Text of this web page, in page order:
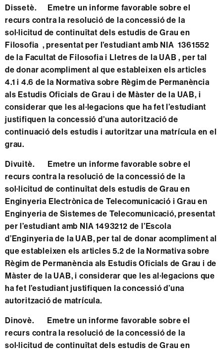
Dissetè. Emetre un informe favorable sobre el
recurs contra la resolució de la concessió de la
sol·licitud de continuïtat dels estudis de Grau en
Filosofia , presentat per l’estudiant amb NIA 1361552
de la Facultat de Filosofia i Lletres de la UAB , per tal
de donar acompliment al que estableixen els articles
4.1 i 4.6 de la Normativa sobre Règim de Permanència
als Estudis Oficials de Grau i de Màster de la UAB, i
considerar que les al·legacions que ha fet l’estudiant
justifiquen la concessió d’una autorització de
continuació dels estudis i autoritzar una matrícula en el
grau.
Divuitè. Emetre un informe favorable sobre el
recurs contra la resolució de la concessió de la
sol·licitud de continuïtat dels estudis de Grau en
Enginyeria Electrònica de Telecomunicació i Grau en
Enginyeria de Sistemes de Telecomunicació, presentat
per l’estudiant amb NIA 1493212 de l’Escola
d’Enginyeria de la UAB, per tal de donar acompliment al
que estableixen els articles 5.2 de la Normativa sobre
Règim de Permanència als Estudis Oficials de Grau i de
Màster de la UAB, i considerar que les al·legacions que
ha fet l’estudiant justifiquen la concessió d’una
autorització de matrícula.
Dinovè. Emetre un informe favorable sobre el
recurs contra la resolució de la concessió de la
sol·licitud de continuïtat dels estudis de Grau en